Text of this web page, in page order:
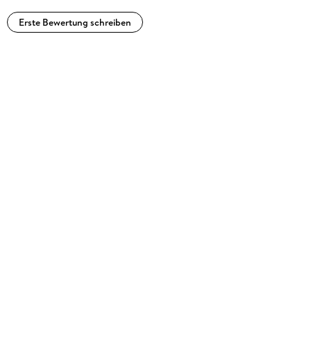
Erste Bewertung schreiben